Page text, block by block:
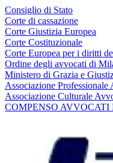
Consiglio di Stato
Corte di cassazione
Corte Giustizia Europea
Corte Costituzionale
Corte Europea per i diritti
Ordine degli avvocati di
Ministero di Grazia e
Associazione Professionale
Associazione Culturale
COMPENSO